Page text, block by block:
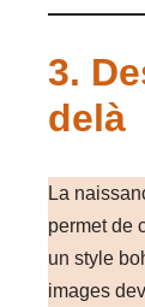
3.
delà
La
permet de
un style
images